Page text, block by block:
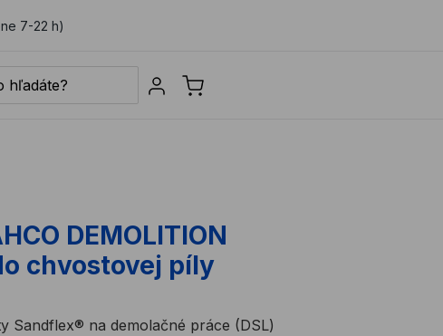
7-22 h)
Sign in
DEMOLITION
chvostovej píly
Sandflex® na demolačné práce (DSL)